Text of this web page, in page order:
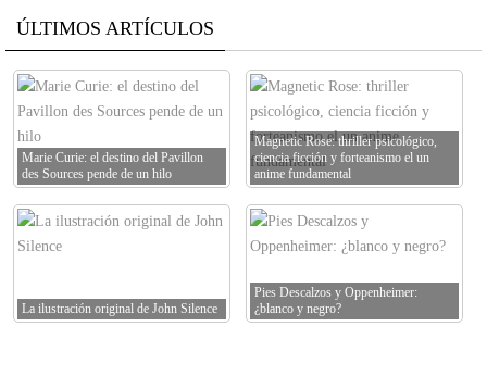
ÚLTIMOS ARTÍCULOS
Marie Curie: el destino del Pavillon
des Sources pende de un hilo
Magnetic Rose: thriller psicológico,
ciencia ficción y forteanismo el un
anime fundamental
La ilustración original de John Silence
Pies Descalzos y Oppenheimer:
¿blanco y negro?